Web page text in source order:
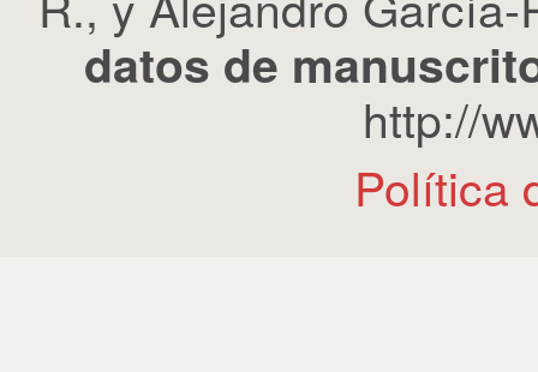
datos de
http://
Política